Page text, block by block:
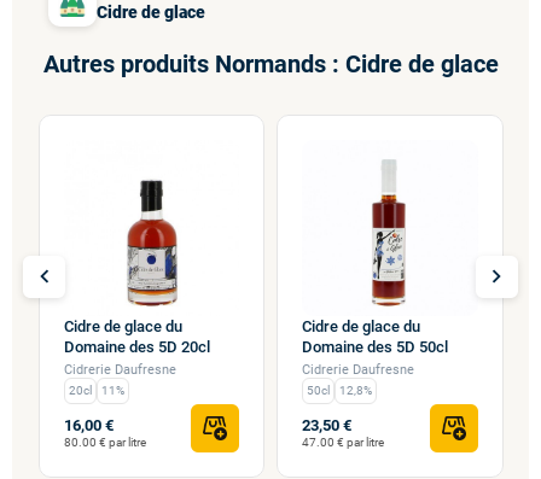
Cidre de glace
Autres produits Normands : Cidre de glace
Cidre de glace du
Domaine des 5D 20cl
Cidrerie Daufresne
20cl 11%
16,00 €
80.00 € par litre
Cidre de glace du
Domaine des 5D 50cl
Cidrerie Daufresne
50cl 12,8%
23,50 €
47.00 € par litre
chevron_left chevron_right